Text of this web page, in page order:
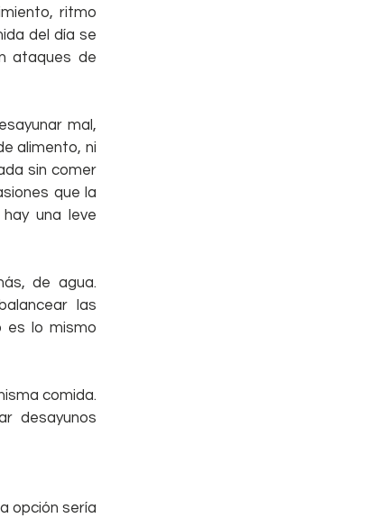
ritmo
del día se
ataques de
mal,
alimento, ni
sin comer
que la
una leve
de agua.
las
es lo mismo
comida.
desayunos
opción sería